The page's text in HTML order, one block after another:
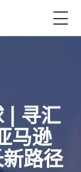
| 寻汇
马逊
路径